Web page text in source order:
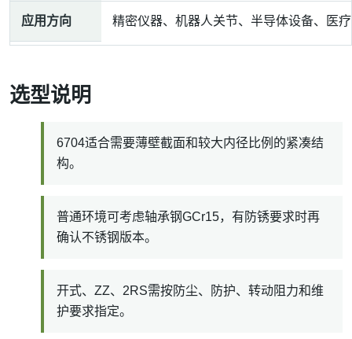
应用方向 精密仪器、机器人关节、半导体设备、医
选型说明
6704适合需要薄壁截面和较大内径比例的紧凑结
构。
普通环境可考虑轴承钢GCr15，有防锈要求时再
确认不锈钢版本。
开式、ZZ、2RS需按防尘、防护、转动阻力和维
护要求指定。